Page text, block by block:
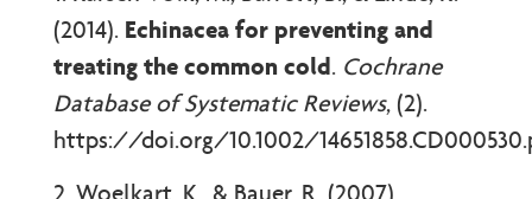
(2014). Echinacea for preventing and
treating the common cold. Cochrane
Database of Systematic Reviews, (2).
https://doi.org/10.1002/
2. Woelkart, K., & Bauer, R. (2007).